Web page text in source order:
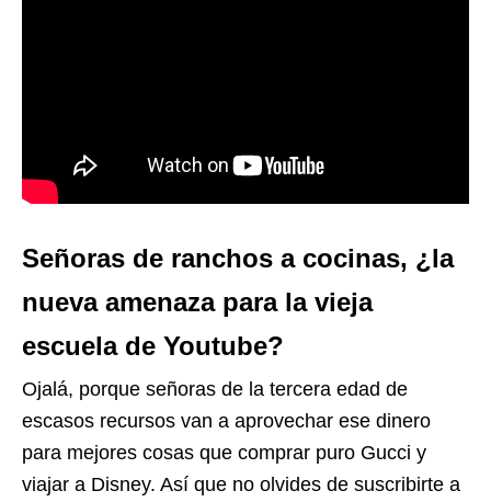
Señoras de ranchos a cocinas, ¿la
nueva amenaza para la vieja
escuela de Youtube?
Ojalá, porque señoras de la tercera edad de
escasos recursos van a aprovechar ese dinero
para mejores cosas que comprar puro Gucci y
viajar a Disney. Así que no olvides de suscribirte a